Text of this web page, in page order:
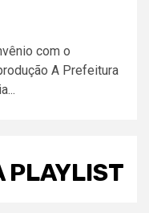
com o
A Prefeitura
PLAYLIST